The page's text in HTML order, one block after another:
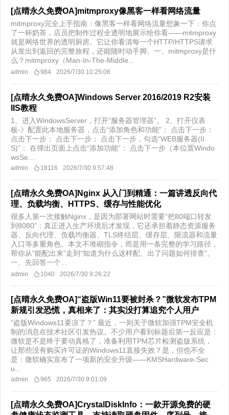
[点晴永久免费OA]mitmproxy像黑客一样看网络流量
mitmproxy完全上手指南：像黑客一样看网络流量想象一下：你点
了一杯奶茶，店员把制作过程全透明地展示给你看——mitmproxy
就是网络世界的透明厨房。它让你看清每一个HTTP/HTTPS请求
从发出到返回的完整旅程，还能随时动手脚。一、mitmproxy是什
么？mitmproxy（Man-In-The-Middle...
admin 984 2026/7/30 10:25:06
[点晴永久免费OA]Windows Server 2016/2019 R2安装
IIS教程
1、进入WindowsServer，打开“服务器管理器”。 2、打开仪表
板-》配置此本地服务器，点击“添加角色和功能”： 点击下一步：
点击下一步： 点击下一步： 点击下一步，勾选“WEB服务器(II
S)”： 在弹出页面上点击“添加功能”： 点击下一步（本位置Windo
wsSe...
admin 18116 2026/7/30 9:57:48
[点晴永久免费OA]Nginx 从入门到精通：一篇讲透反向代
理、负载均衡、HTTPS、缓存与性能优化
很多人第一次接触Nginx，是因为部署网站时需要“把80端口转发
到8080”；真正进入生产环境后才发现，它还承担着静态资源服务
器、反向代理、负载均衡器、TLS终结层、缓存层、限流器和流量
入口等多重角色。本文不堆砌指令，而是用一条完整的学习路径，
帮你从“能配出来”走到“知道为什么这样配、出了问题如何排查”。
一、先回答一个...
admin 1040 2026/7/30 9:26:22
[点晴永久免费OA]“盗版Win11要被封杀？”微软发布TPM
新规引发恐慌，真相来了：其实没打算追究个人用户
“盗版Windows11要凉了？” 最近，一则关于微软加强TPM安全机
制的消息在技术社区引发热议。不少用户看到标题后第一反应是：
微软是不是终于要动真格了，准备利用TPM芯片检测盗版系统，
让那些没有购买许可证的Windows11直接失效？是，但也不全
是：微软确实宣布了一项新的安全升级——KMSHardware-Sec
u...
admin 965 2026/7/30 9:01:09
[点晴永久免费OA]CrystalDiskInfo：一款开源免费的硬